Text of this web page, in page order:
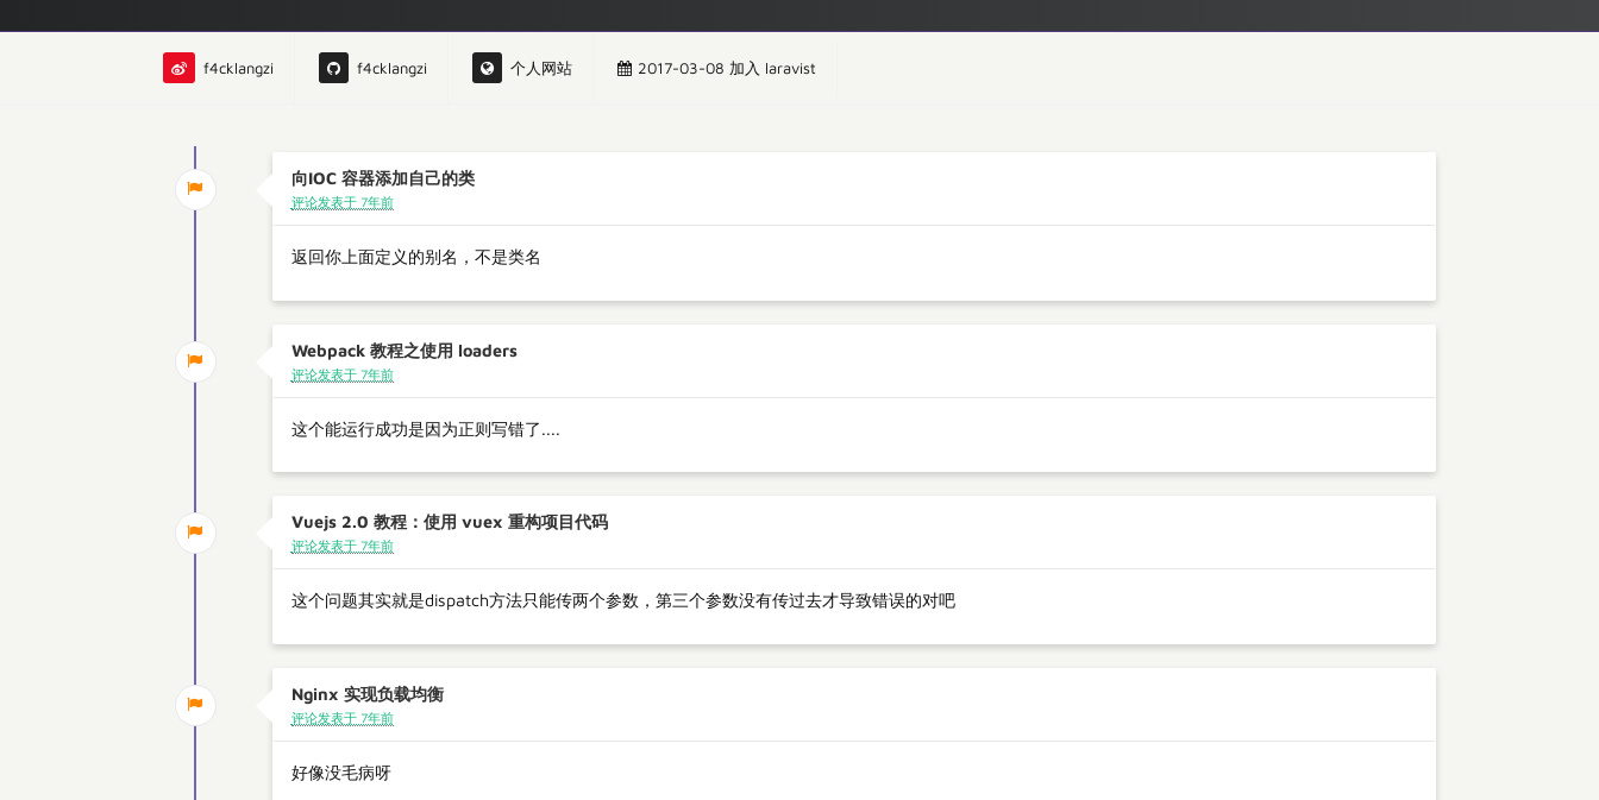
f4cklangzi f4cklangzi 个人网站 2017-03-08 加入 laravist
向IOC 容器添加自己的类
评论发表于 7年前
返回你上面定义的别名，不是类名
Webpack 教程之使用 loaders
评论发表于 7年前
这个能运行成功是因为正则写错了....
Vuejs 2.0 教程：使用 vuex 重构项目代码
评论发表于 7年前
这个问题其实就是dispatch方法只能传两个参数，第三个参数没有传过去才导致错误的对吧
Nginx 实现负载均衡
评论发表于 7年前
好像没毛病呀